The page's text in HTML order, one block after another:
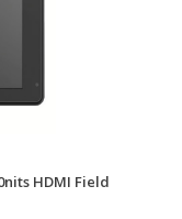
HDMI Field